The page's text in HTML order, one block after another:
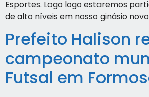
Esportes. Logo logo estaremos
de alto níveis em nosso ginásio
Prefeito Halison
campeonato
Futsal em